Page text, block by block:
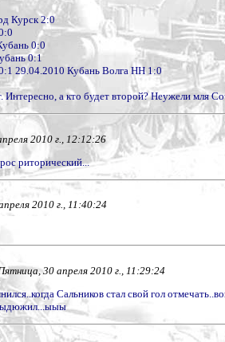
Курск 2:0
0:0
0:1
29.04.2010 Кубань Волга НН 1:0
Интересно, а кто будет второй? Неужели мля
2010 г., 12:12:26
риторический...
2010 г., 11:40:24
30 апреля 2010 г., 11:29:24
Сальников стал свой гол